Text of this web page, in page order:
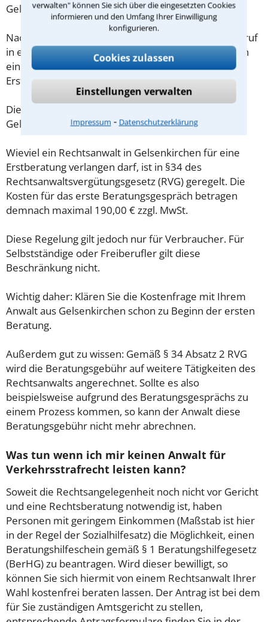
verwalten" können Sie sich über die eingesetzten Cookies
informieren und den Umfang Ihrer Einwilligung
konfigurieren.
Cookies zulassen
Einstellungen verwalten
Impressum ⁃ Datenschutzerklärung
Gelsenkirchen mit.
Nachdem Sie über das Kontaktformular einen Rückruf
in einer Kanzlei angefordert haben, stellen wir Ihnen
eine Checkliste zur Verfügung, mit der Sie das
Erstgespräch ausreichend vorbereiten können.
Die Kosten eines Anwalts für Verkehrsstrafrecht in
Gelsenkirchen sind oft geringer als gedacht!
Wieviel ein Rechtsanwalt in Gelsenkirchen für eine
Erstberatung verlangen darf, ist in §34 des
Rechtsanwaltsvergütungsgesetz (RVG) geregelt. Die
Kosten für das erste Beratungsgespräch betragen
demnach maximal 190,00 € zzgl. MwSt.
Diese Regelung gilt jedoch nur für Verbraucher. Für
Selbstständige oder Freiberufler gilt diese
Beschränkung nicht.
Wichtig daher: Klären Sie die Kostenfrage mit Ihrem
Anwalt aus Gelsenkirchen schon zu Beginn der ersten
Beratung.
Außerdem gut zu wissen: Gemäß § 34 Absatz 2 RVG
wird die Beratungsgebühr auf weitere Tätigkeiten des
Rechtsanwalts angerechnet. Sollte es also
beispielsweise aufgrund des Beratungsgesprächs zu
einem Prozess kommen, so kann der Anwalt diese
Beratungsgebühr nicht mehr abrechnen.
Was tun wenn ich mir keinen Anwalt für
Verkehrsstrafrecht leisten kann?
Soweit die Rechtsangelegenheit noch nicht vor Gericht
und eine Rechtsberatung notwendig ist, haben
Personen mit geringem Einkommen (Maßstab ist hier
in der Regel der Sozialhilfesatz) die Möglichkeit, einen
Beratungshilfeschein gemäß § 1 Beratungshilfegesetz
(BerHG) zu beantragen. Wird dieser bewilligt, so
können Sie sich hiermit von einem Rechtsanwalt Ihrer
Wahl kostenfrei beraten lassen. Der Antrag ist bei dem
für Sie zuständigen Amtsgericht zu stellen,